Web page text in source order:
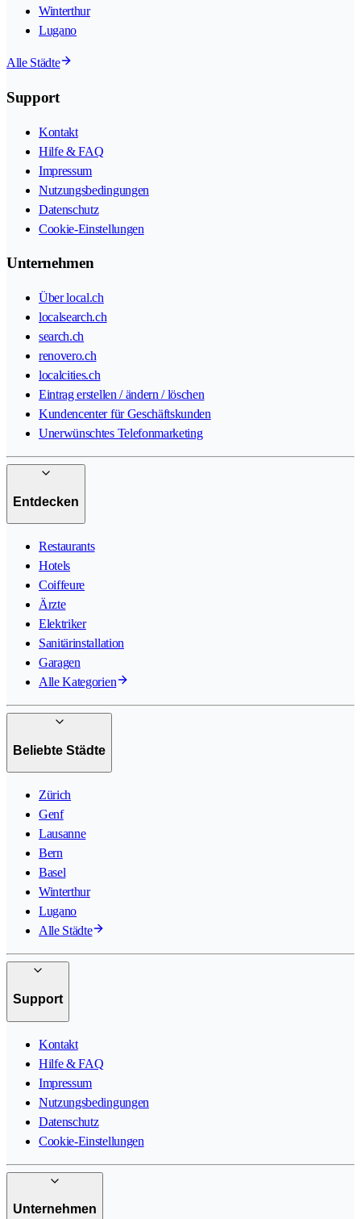
Winterthur
Lugano
Alle Städte
Support
Kontakt
Hilfe & FAQ
Impressum
Nutzungsbedingungen
Datenschutz
Cookie-Einstellungen
Unternehmen
Über local.ch
localsearch.ch
search.ch
renovero.ch
localcities.ch
Eintrag erstellen / ändern / löschen
Kundencenter für Geschäftskunden
Unerwünschtes Telefonmarketing
Entdecken
Restaurants
Hotels
Coiffeure
Ärzte
Elektriker
Sanitärinstallation
Garagen
Alle Kategorien
Beliebte Städte
Zürich
Genf
Lausanne
Bern
Basel
Winterthur
Lugano
Alle Städte
Support
Kontakt
Hilfe & FAQ
Impressum
Nutzungsbedingungen
Datenschutz
Cookie-Einstellungen
Unternehmen